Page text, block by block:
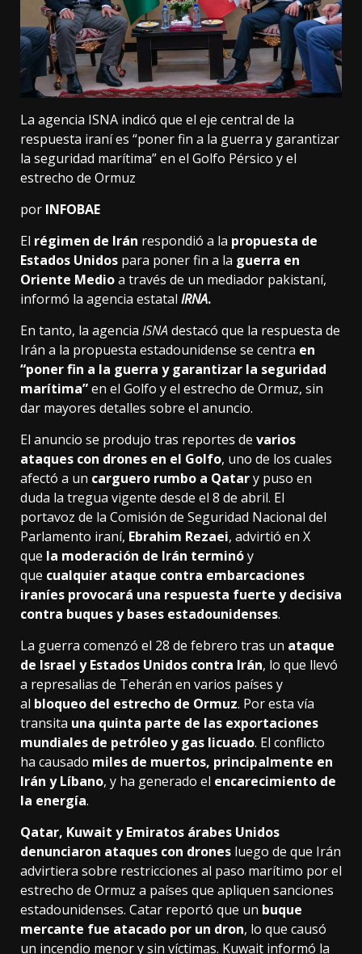
La agencia ISNA indicó que el eje central de la
respuesta iraní es “poner fin a la guerra y garantizar
la seguridad marítima” en el Golfo Pérsico y el
estrecho de Ormuz
por INFOBAE
El régimen de Irán respondió a la propuesta de
Estados Unidos para poner fin a la guerra en
Oriente Medioa través de un mediador pakistaní,
informó la agencia estatal IRNA.
En tanto, la agencia ISNAdestacó que la respuesta de
Irán a la propuesta estadounidense se centra en
“poner fin a la guerra y garantizar la seguridad
marítima”en el Golfo y el estrecho de Ormuz, sin
dar mayores detalles sobre el anuncio.
El anuncio se produjo tras reportes de varios
ataques con drones en el Golfo, uno de los cuales
afectó a un carguero rumbo a Qatary puso en
duda la tregua vigente desde el 8 de abril. El
portavoz de la Comisión de Seguridad Nacional del
Parlamento iraní, Ebrahim Rezaei, advirtió en X
que la moderación de Irán terminóy
que cualquier ataque contra embarcaciones
iraníes provocará una respuesta fuerte y decisiva
contra buques y bases estadounidenses.
La guerra comenzó el 28 de febrero tras un ataque
de Israel y Estados Unidos contra Irán, lo que llevó
a represalias de Teherán en varios países y
al bloqueo del estrecho de Ormuz. Por esta vía
transita una quinta parte de las exportaciones
mundiales de petróleo y gas licuado. El conflicto
ha causado miles de muertos, principalmente en
Irán y Líbano, y ha generado el encarecimiento de
la energía.
Qatar, Kuwait y Emiratos árabes Unidos
denunciaron ataques con drones luego de que Irán
advirtiera sobre restricciones al paso marítimo por el
estrecho de Ormuz a países que apliquen sanciones
estadounidenses. Catar reportó que un buque
mercante fue atacado por un dron, lo que causó
un incendio menor y sin víctimas. Kuwait informó la